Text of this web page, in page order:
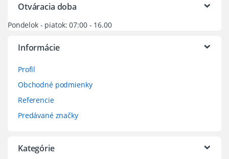
Otváracia doba
Pondelok - piatok: 07:00 - 16.00
Informácie
Profil
Obchodné podmienky
Referencie
Predávané značky
Kategórie